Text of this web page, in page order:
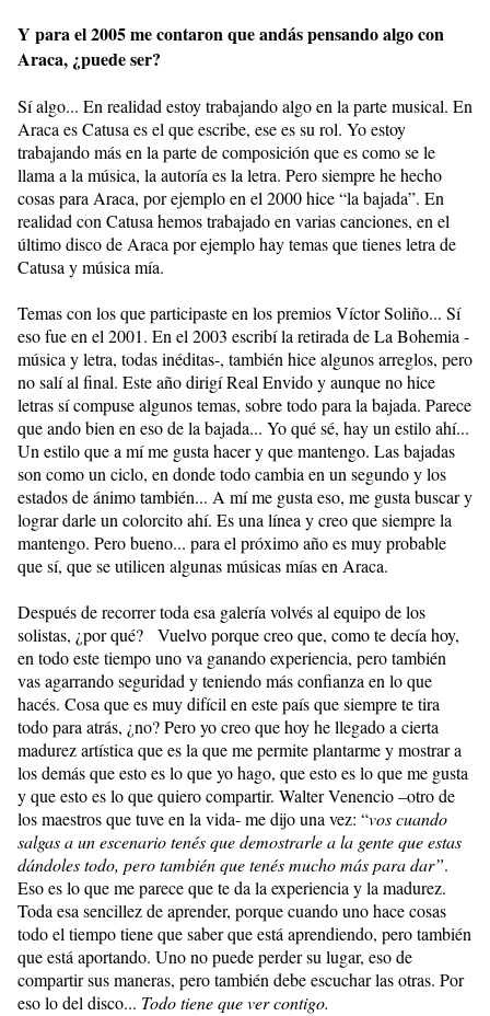
Y para el 2005 me contaron que andás pensando algo con
Araca, ¿puede ser?
Sí algo... En realidad estoy trabajando algo en la parte musical. En
Araca es Catusa es el que escribe, ese es su rol. Yo estoy
trabajando más en la parte de composición que es como se le
llama a la música, la autoría es la letra. Pero siempre he hecho
cosas para Araca, por ejemplo en el 2000 hice “la bajada”. En
realidad con Catusa hemos trabajado en varias canciones, en el
último disco de Araca por ejemplo hay temas que tienes letra de
Catusa y música mía.
Temas con los que participaste en los premios Víctor Soliño... Sí
eso fue en el 2001. En el 2003 escribí la retirada de La Bohemia -
música y letra, todas inéditas-, también hice algunos arreglos, pero
no salí al final. Este año dirigí Real Envido y aunque no hice
letras sí compuse algunos temas, sobre todo para la bajada. Parece
que ando bien en eso de la bajada... Yo qué sé, hay un estilo ahí...
Un estilo que a mí me gusta hacer y que mantengo. Las bajadas
son como un ciclo, en donde todo cambia en un segundo y los
estados de ánimo también... A mí me gusta eso, me gusta buscar y
lograr darle un colorcito ahí. Es una línea y creo que siempre la
mantengo. Pero bueno... para el próximo año es muy probable
que sí, que se utilicen algunas músicas mías en Araca.
Después de recorrer toda esa galería volvés al equipo de los
solistas, ¿por qué? Vuelvo porque creo que, como te decía hoy,
en todo este tiempo uno va ganando experiencia, pero también
vas agarrando seguridad y teniendo más confianza en lo que
hacés. Cosa que es muy difícil en este país que siempre te tira
todo para atrás, ¿no? Pero yo creo que hoy he llegado a cierta
madurez artística que es la que me permite plantarme y mostrar a
los demás que esto es lo que yo hago, que esto es lo que me gusta
y que esto es lo que quiero compartir. Walter Venencio –otro de
los maestros que tuve en la vida- me dijo una vez: “vos cuando
salgas a un escenario tenés que demostrarle a la gente que estas
dándoles todo, pero también que tenés mucho más para dar”.
Eso es lo que me parece que te da la experiencia y la madurez.
Toda esa sencillez de aprender, porque cuando uno hace cosas
todo el tiempo tiene que saber que está aprendiendo, pero también
que está aportando. Uno no puede perder su lugar, eso de
compartir sus maneras, pero también debe escuchar las otras. Por
eso lo del disco... Todo tiene que ver contigo.